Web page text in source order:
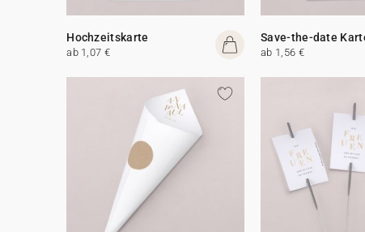
Hochzeitskarte
ab 1,07 €
Save-the-date
ab 1,56 €